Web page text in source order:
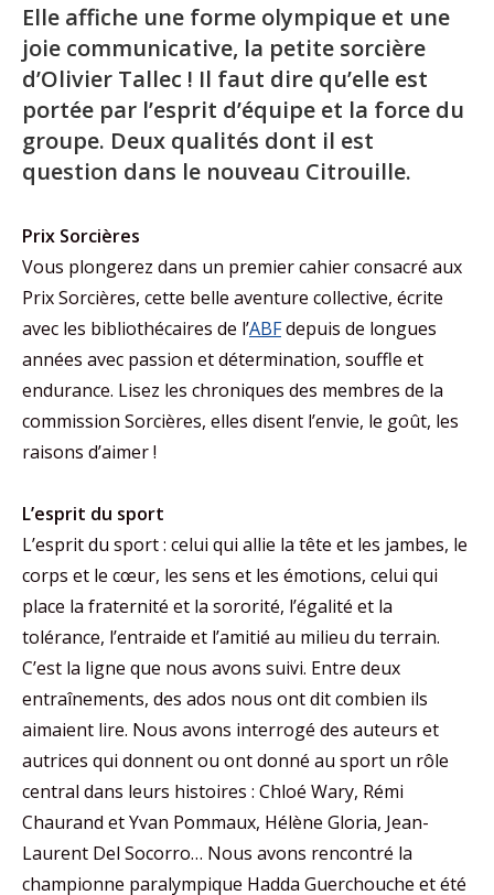
Elle affiche une forme olympique et une
joie communicative, la petite sorcière
d’Olivier Tallec ! Il faut dire qu’elle est
portée par l’esprit d’équipe et la force du
groupe. Deux qualités dont il est
question dans le nouveau Citrouille.
Prix Sorcières
Vous plongerez dans un premier cahier consacré aux
Prix Sorcières, cette belle aventure collective, écrite
avec les bibliothécaires de l’ABFdepuis de longues
années avec passion et détermination, souffle et
endurance. Lisez les chroniques des membres de la
commission Sorcières, elles disent l’envie, le goût, les
raisons d’aimer !
L’esprit du sport
L’esprit du sport : celui qui allie la tête et les jambes, le
corps et le cœur, les sens et les émotions, celui qui
place la fraternité et la sororité, l’égalité et la
tolérance, l’entraide et l’amitié au milieu du terrain.
C’est la ligne que nous avons suivi. Entre deux
entraînements, des ados nous ont dit combien ils
aimaient lire. Nous avons interrogé des auteurs et
autrices qui donnent ou ont donné au sport un rôle
central dans leurs histoires : Chloé Wary, Rémi
Chaurand et Yvan Pommaux, Hélène Gloria, Jean-
Laurent Del Socorro… Nous avons rencontré la
championne paralympique Hadda Guerchouche et été